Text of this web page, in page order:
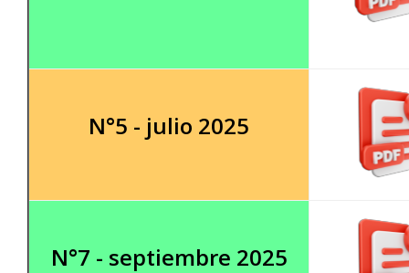
N°5 - julio 2025
N°7 - septiembre 2025